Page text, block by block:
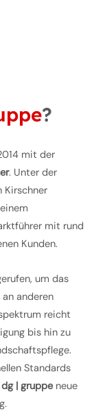
?
mit der
. Unter der
Kirschner
mit rund
Kunden.
um das
anderen
reicht
bis hin zu
Standards
dg | gruppeneue